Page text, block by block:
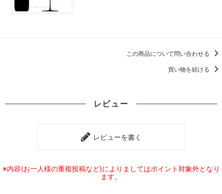
この商品について問い合わせる
買い物を続ける
レビュー
レビューを書く
※内容(お一人様の重複投稿など)によりましてはポイント対象外となり
ます。